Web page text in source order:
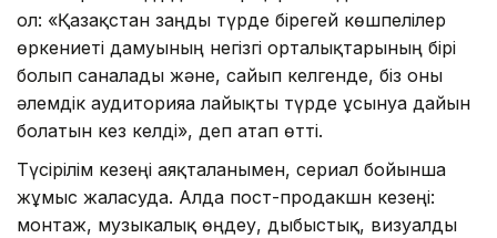
ол: «Қазақстан заңды түрде бірегей көшпелілер
өркениеті дамуының негізгі орталықтарының бірі
болып саналады және, сайып келгенде, біз оны
әлемдік аудиторияға лайықты түрде ұсынуға дайын
болатын кез келді», деп атап өтті.
Түсірілім кезеңі аяқталғанымен, сериал бойынша
жұмыс жалғасуда. Алда пост-продакшн кезеңі:
монтаж, музыкалық өңдеу, дыбыстық, визуалды